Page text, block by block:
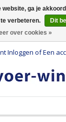
Inloggen ofEen
website, ga je
verbeteren.
Dit
over cookies »